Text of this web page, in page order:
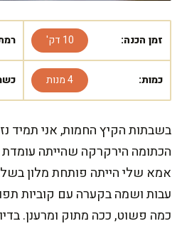
זמן הכנה: 10 דק'
כמות: 4 מנות
בשבתות הקיץ החמות, אני תמיד
הכתומה הירקרקה שהייתה עומדת
אמא שלי הייתה פותחת מלון
עבות ושמה בקערה עם קוביות
כמה פשוט, ככה מתוק ומרענן.